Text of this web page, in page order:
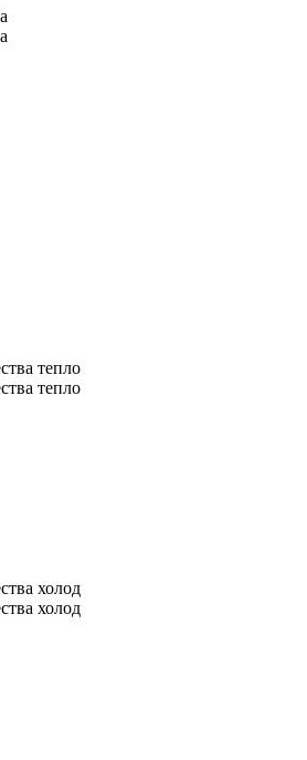
тепло
тепло
холод
холод